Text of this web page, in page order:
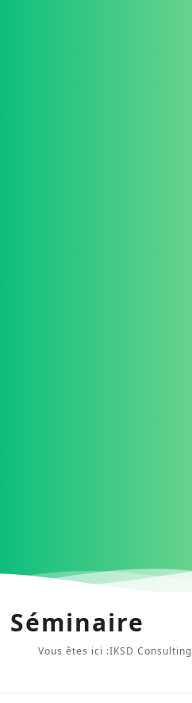
Séminaire
Vous êtes ici :IKSD Consulting